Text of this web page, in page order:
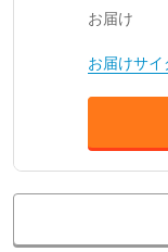
お届け
お届けサ